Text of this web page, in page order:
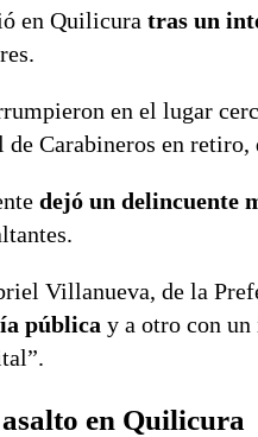
en Quilicura tras un
en el lugar
de Carabineros en
dejó un delincuente
Villanueva, de la
pública y a otro con
en Quilicura